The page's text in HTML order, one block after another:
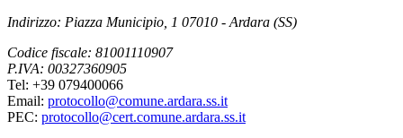
Indirizzo: Piazza Municipio, 1 07010 - Ardara (SS)
Codice fiscale: 81001110907
P.IVA: 00327360905
Tel: +39 079400066
Email: protocollo@comune.ardara.ss.it
PEC: protocollo@cert.comune.ardara.ss.it